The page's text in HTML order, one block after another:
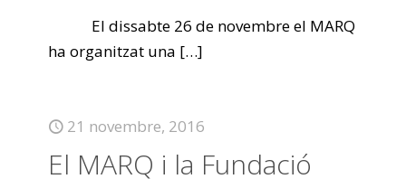
El dissabte 26 de novembre el MARQ
ha organitzat una […]
21 novembre, 2016
El MARQ i la Fundació